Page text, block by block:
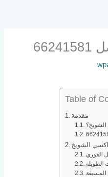
Table of
مقدمة
الشويخ
الفوري
الطويلة